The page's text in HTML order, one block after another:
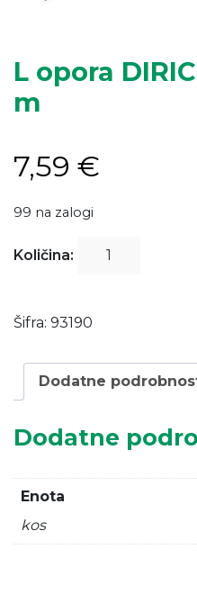
L opora
m
7,59 €
99 na zalogi
Količina:
V
1,20
Šifra: 93190
Dodatne
Dodatne
Enota
kos